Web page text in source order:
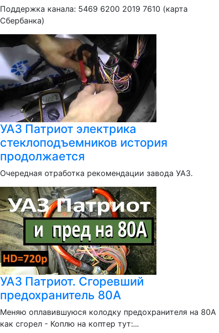
Поддержка канала: 5469 6200 2019 7610 (карта
Сбербанка)
УАЗ Патриот электрика
стеклоподъемников история
продолжается
Очередная отработка рекомендации завода УАЗ.
УАЗ Патриот. Сгоревший
предохранитель 80А
Меняю оплавившуюся колодку предохранителя на 80А
как сгорел - Коплю на коптер тут:...